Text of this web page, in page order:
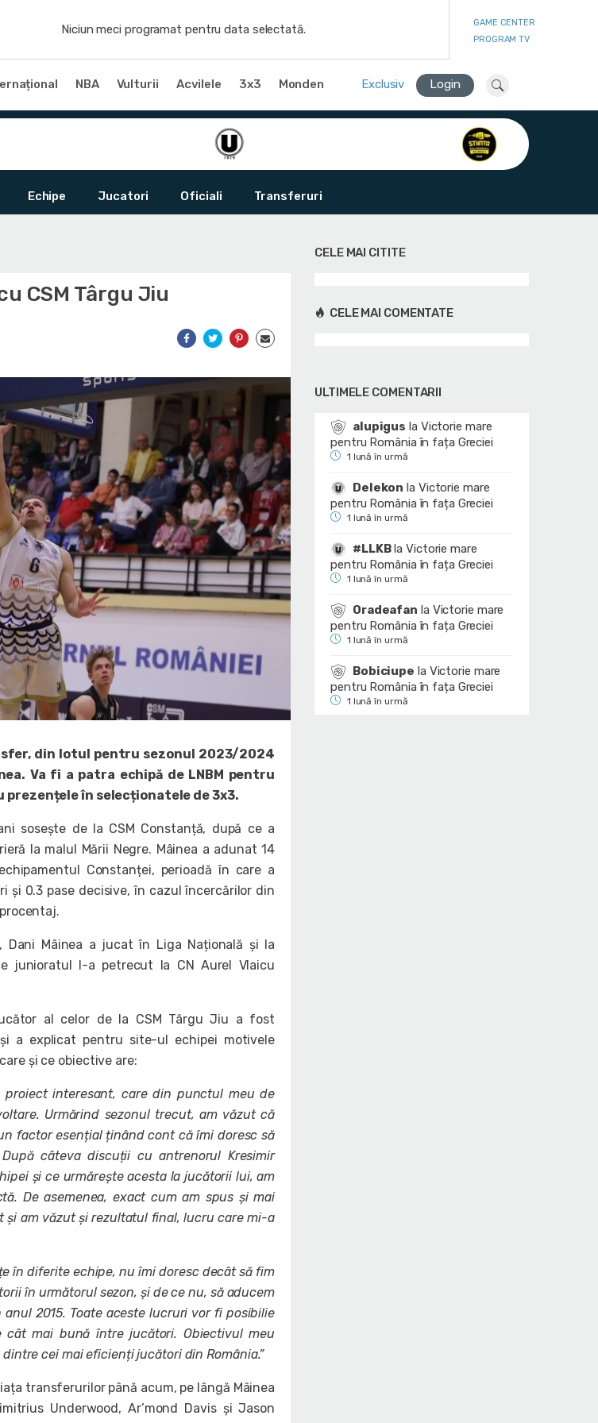
Niciun meci programat pentru data selectată.
GAME CENTER
PROGRAM TV
NBA Vulturii Acvilele 3x3 Monden Exclusiv Login
Echipe Jucatori Oficiali Transferuri
CSM Târgu Jiu
din lotul pentru sezonul 2023/2024
Va fi a patra echipă de LNBM pentru
în selecționatele de 3x3.
sosește de la CSM Constanță, după ce a
la malul Mării Negre. Mâinea a adunat 14
Constanței, perioadă în care a
și 0.3 pase decisive, în cazul încercărilor din
Dani Mâinea a jucat în Liga Națională și la
junioratul l-a petrecut la CN Aurel Vlaicu
al celor de la CSM Târgu Jiu a fost
a explicat pentru site-ul echipei motivele
și ce obiective are:
interesant, care din punctul meu de
Urmărind sezonul trecut, am văzut că
factor esențial ținând cont că îmi doresc să
câteva discuții cu antrenorul Kresimir
și ce urmărește acesta la jucătorii lui, am
De asemenea, exact cum am spus și mai
și am văzut și rezultatul final, lucru care mi-a
în diferite echipe, nu îmi doresc decât să fim
în următorul sezon, și de ce nu, să aducem
2015. Toate aceste lucruri vor fi posibilie
mai bună între jucători. Obiectivul meu
cei mai eficienți jucători din România.”
transferurilor până acum, pe lângă Mâinea
Underwood, Ar’mond Davis și Jason
CELE MAI CITITE
CELE MAI COMENTATE
ULTIMELE COMENTARII
alupigus la Victorie mare
pentru România în fața Greciei
1 lună în urmă
Delekon la Victorie mare
pentru România în fața Greciei
1 lună în urmă
#LLKBlaVictorie mare
pentru România în fața Greciei
1 lună în urmă
Oradeafan la Victorie mare
pentru România în fața Greciei
1 lună în urmă
Bobiciupe la Victorie mare
pentru România în fața Greciei
1 lună în urmă